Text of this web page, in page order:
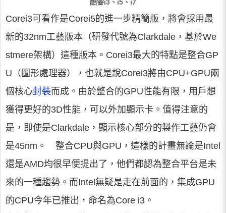
酷睿i3、i5、i7
Corei3可看作是Corei5的進一步精簡版，將會採用最
新的32nm工藝版本（研發代號為Clarkdale，基於We
stmere架構）這種版本。Corei3最大的特點是整合GP
U（圖形處理器），也就是說Corei3將由CPU+GPU兩
個核心封裝而成。由於整合的GPU性能有限，用戶想
獲得更好的3D性能，可以外加顯示卡。值得注意的
是，即使是Clarkdale，顯示核心部分的製作工藝仍會
是45nm。 整合CPU與GPU，這樣的計畫無論是Intel
還是AMD均很早便提出了，他們都認為整合平台是未
來的一種趨勢。而Intel無疑是走在前面的，集成GPU
的CPU今年已推出，命名為Core i3。